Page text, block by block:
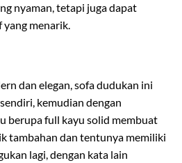
nyaman, tetapi juga dapat
menarik.
dan elegan, sofa dudukan ini
kemudian dengan
berupa full kayu solid membuat
tambahan dan tentunya memiliki
lagi, dengan kata lain